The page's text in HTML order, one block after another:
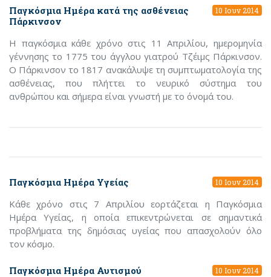
Παγκόσμια Ημέρα κατά της ασθένειας
Πάρκινσον
10 Ιουν 2014
Η παγκόσμια κάθε χρόνο στις 11 Απριλίου, ημερομηνία
γέννησης το 1775 του άγγλου γιατρού Τζέιμς Πάρκινσον.
Ο Πάρκινσον το 1817 ανακάλυψε τη συμπτωματολογία της
ασθένειας, που πλήττει το νευρικό σύστημα του
ανθρώπου και σήμερα είναι γνωστή με το όνομά του.
Παγκόσμια Ημέρα Υγείας 10 Ιουν 2014
Κάθε χρόνο στις 7 Απριλίου εορτάζεται η Παγκόσμια
Ημέρα Υγείας, η οποία επικεντρώνεται σε σημαντικά
προβλήματα της δημόσιας υγείας που απασχολούν όλο
τον κόσμο.
Παγκόσμια Ημέρα Αυτισμού 10 Ιουν 2014